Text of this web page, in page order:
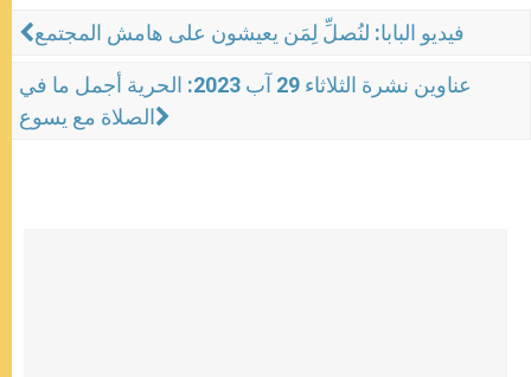
فيديو البابا: لنُصلِّ لِمَن يعيشون على هامش المجتمع
عناوين نشرة الثلاثاء 29 آب 2023: الحرية أجمل ما في
الصلاة مع يسوع